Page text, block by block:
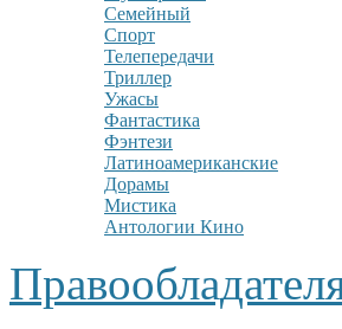
Семейный
Спорт
Телепередачи
Триллер
Ужасы
Фантастика
Фэнтези
Латиноамериканские
Дорамы
Мистика
Антологии Кино